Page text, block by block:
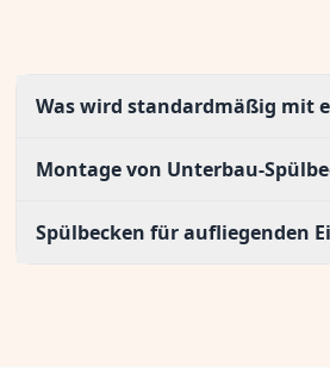
Was wird standardmäßig mit
Montage von Unterbau-
Spülbecken für aufliegenden